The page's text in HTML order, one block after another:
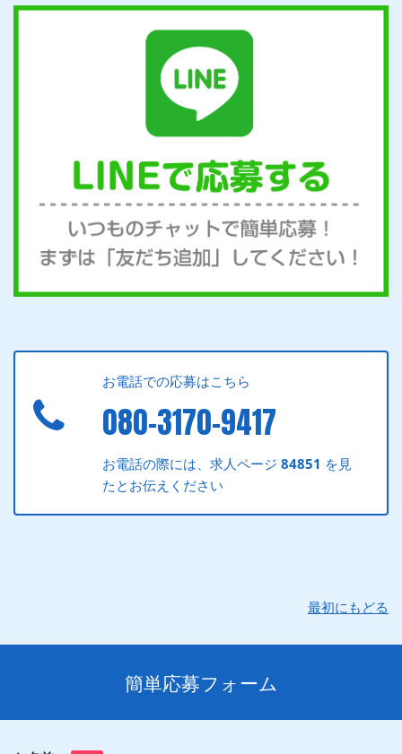
お電話での応募はこちら
080-3170-9417
お電話の際には、求人ページ84851 を見
たとお伝えください
最初にもどる
簡単応募フォーム